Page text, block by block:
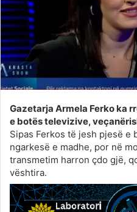
Gazetarja Armela Ferko ka
e botës televizive,
Sipas Ferkos të jesh pjesë e
ngarkesë e madhe, por në
transmetim harron çdo gjë,
vështira.